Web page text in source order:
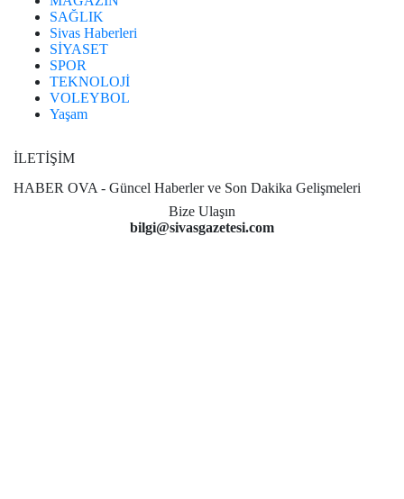
SAĞLIK
Sivas Haberleri
SİYASET
SPOR
TEKNOLOJİ
VOLEYBOL
Yaşam
İLETİŞİM
HABER OVA - Güncel Haberler ve Son Dakika Gelişmeleri
Bize Ulaşın
bilgi@sivasgazetesi.com